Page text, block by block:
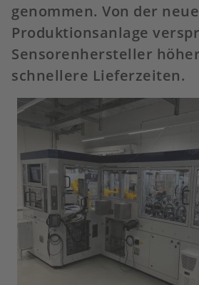
genommen. Von der
Produktionsanlage
Sensorenhersteller
schnellere Lieferzeiten.